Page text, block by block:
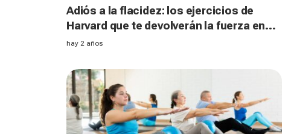
Adiós a la flacidez: los ejercicios de
Harvard que te devolverán la fuerza en
los brazos a partir de los 50
hay 2 años